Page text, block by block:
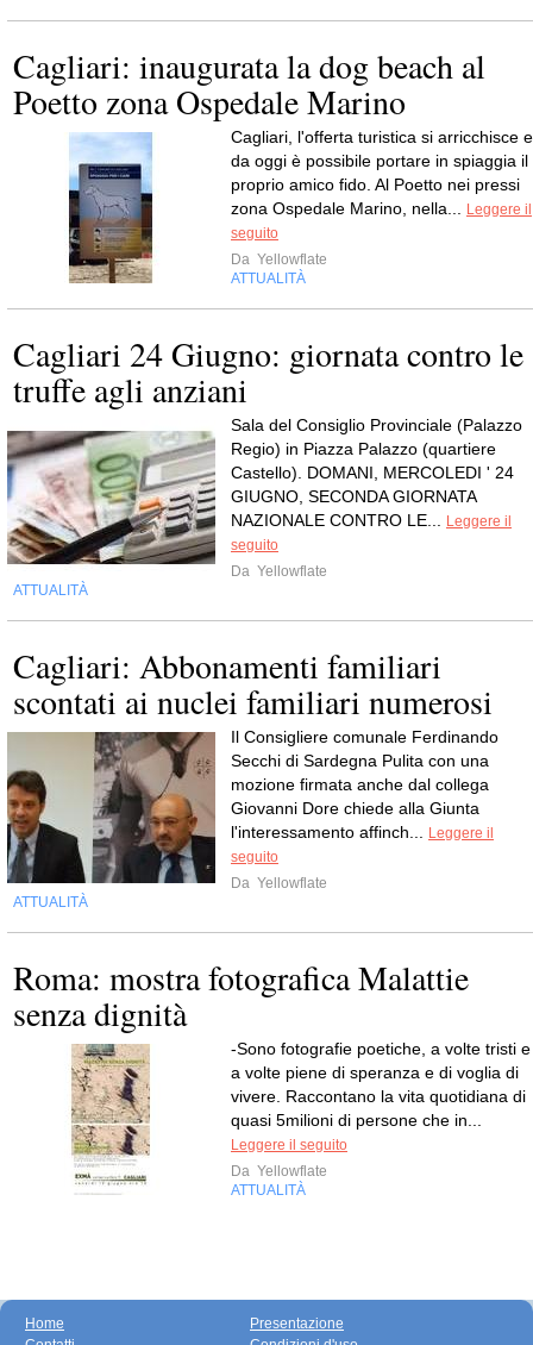
Cagliari: inaugurata la dog beach al
Poetto zona Ospedale Marino
Cagliari, l'offerta turistica si arricchisce e
da oggi è possibile portare in spiaggia il
proprio amico fido. Al Poetto nei pressi
zona Ospedale Marino, nella...
Leggere il
seguito
Da Yellowflate
ATTUALITÀ
Cagliari 24 Giugno: giornata contro le
truffe agli anziani
Sala del Consiglio Provinciale (Palazzo
Regio) in Piazza Palazzo (quartiere
Castello). DOMANI, MERCOLEDI ' 24
GIUGNO, SECONDA GIORNATA
NAZIONALE CONTRO LE...
Leggere il
seguito
Da Yellowflate
ATTUALITÀ
Cagliari: Abbonamenti familiari
scontati ai nuclei familiari numerosi
Il Consigliere comunale Ferdinando
Secchi di Sardegna Pulita con una
mozione firmata anche dal collega
Giovanni Dore chiede alla Giunta
l'interessamento affinch...
Leggere il
seguito
Da Yellowflate
ATTUALITÀ
Roma: mostra fotografica Malattie
senza dignità
-Sono fotografie poetiche, a volte tristi e
a volte piene di speranza e di voglia di
vivere. Raccontano la vita quotidiana di
quasi 5milioni di persone che in...
Leggere il seguito
Da Yellowflate
ATTUALITÀ
Home
Presentazione